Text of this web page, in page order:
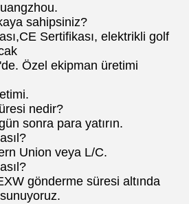
sahipsiniz?
Sertifikası, elektrikli golf
Özel ekipman üretimi
nedir?
sonra para yatırın.
Union veya L/C.
gönderme süresi altında